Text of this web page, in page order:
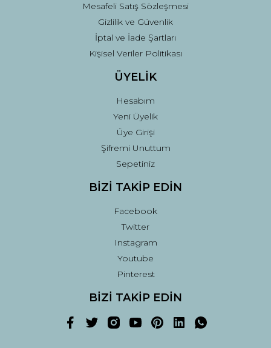
Mesafeli Satış Sözleşmesi
Gizlilik ve Güvenlik
İptal ve İade Şartları
Kişisel Veriler Politikası
ÜYELİK
Hesabım
Yeni Üyelik
Üye Girişi
Şifremi Unuttum
Sepetiniz
BİZİ TAKİP EDİN
Facebook
Twitter
Instagram
Youtube
Pinterest
BİZİ TAKİP EDİN